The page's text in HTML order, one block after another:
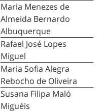
Maria Menezes de
Almeida Bernardo
Albuquerque
Rafael José Lopes
Miguel
Maria Sofia Alegra
Rebocho de Oliveira
Susana Filipa Maló
Miguéis